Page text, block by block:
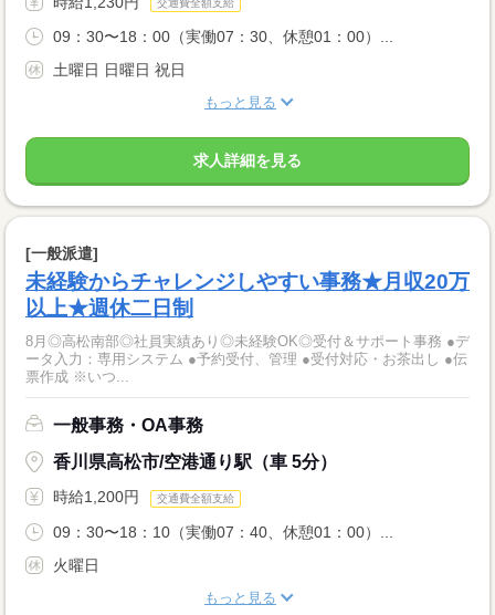
交通費全額支給
09：30〜18：00（実働07：30、休憩01：00）...
土曜日 日曜日 祝日
もっと見る
求人詳細を見る
[一般派遣]
未経験からチャレンジしやすい事務★月収20万
以上★週休二日制
8月◎高松南部◎社員実績あり◎未経験OK◎受付＆サポート事務 ●デ
ータ入力：専用システム ●予約受付、管理 ●受付対応・お茶出し ●伝
票作成 ※いつ...
一般事務・OA事務
香川県高松市/空港通り駅（車 5分）
時給1,200円 交通費全額支給
09：30〜18：10（実働07：40、休憩01：00）...
火曜日
もっと見る